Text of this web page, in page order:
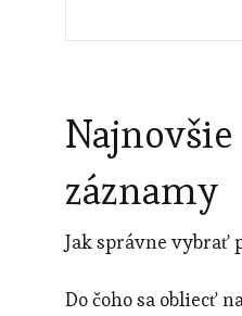
Najnovšie
záznamy
Jak správne vybrať
Do čoho sa obliecť